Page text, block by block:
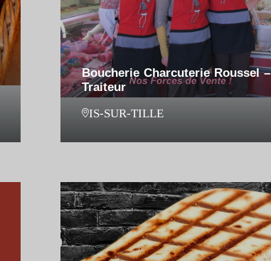
Boucherie Charcuterie Roussel –
Traiteur
IS-SUR-TILLE